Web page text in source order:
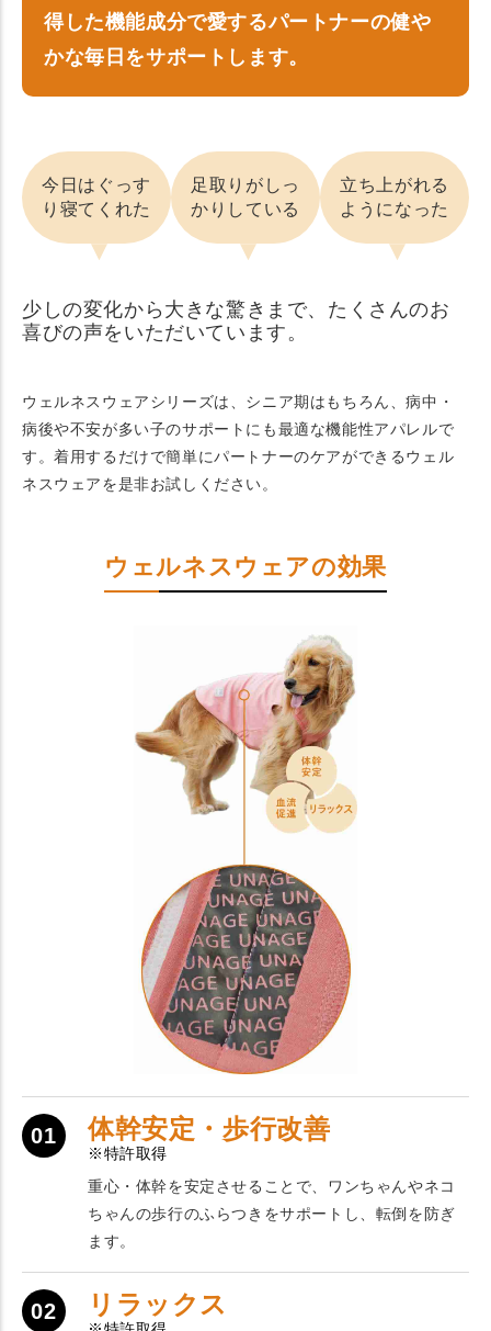
得した機能成分で愛するパートナーの健や
かな毎日をサポートします。
今日はぐっす
り寝てくれた
足取りがしっ
かりしている
立ち上がれる
ようになった
少しの変化から大きな驚きまで、たくさんのお
喜びの声をいただいています。
ウェルネスウェアシリーズは、シニア期はもちろん、病中・
病後や不安が多い子のサポートにも最適な機能性アパレルで
す。着用するだけで簡単にパートナーのケアができるウェル
ネスウェアを是非お試しください。
ウェルネスウェアの効果
01 体幹安定・歩行改善
※特許取得
重心・体幹を安定させることで、ワンちゃんやネコ
ちゃんの歩行のふらつきをサポートし、転倒を防ぎ
ます。
02 リラックス